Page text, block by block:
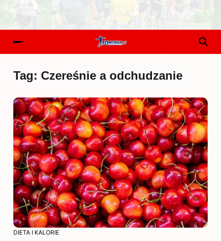
Tag: Czereśnie a odchudzanie
DIETA I KALORIE